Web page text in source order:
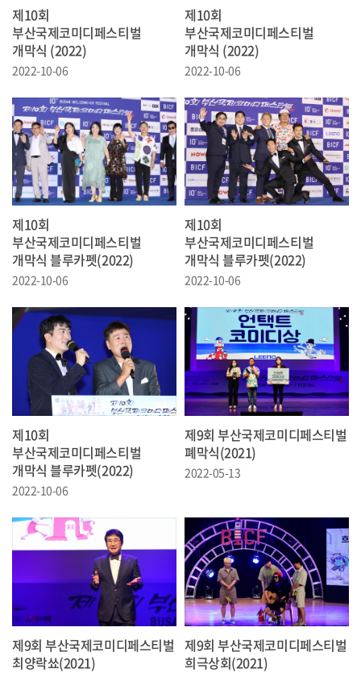
제10회
부산국제코미디페스티벌
개막식 (2022)
2022-10-06
제10회
부산국제코미디페스티벌
개막식 (2022)
2022-10-06
제10회
부산국제코미디페스티벌
개막식 블루카펫(2022)
2022-10-06
제10회
부산국제코미디페스티벌
개막식 블루카펫(2022)
2022-10-06
제10회
부산국제코미디페스티벌
개막식 블루카펫(2022)
2022-10-06
제9회 부산국제코미디페스티벌
폐막식(2021)
2022-05-13
제9회 부산국제코미디페스티벌
최양락쑈(2021)
제9회 부산국제코미디페스티벌
희극상회(2021)